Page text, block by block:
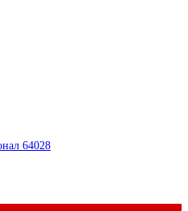
64028